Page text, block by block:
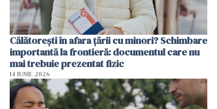
Călătorești în afara țării cu minori? Schimbare
importantă la frontieră: documentul care nu
mai trebuie prezentat fizic
14 IUNIE 2026